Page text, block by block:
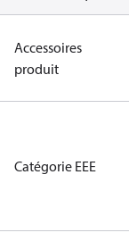
Accessoires
produit
Catégorie EEE